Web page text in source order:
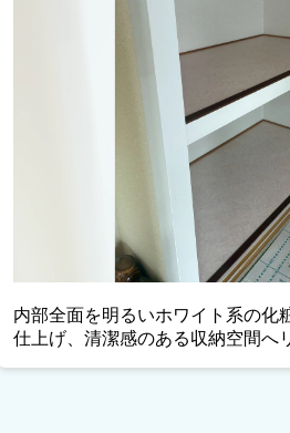
内部全面を明るいホワイト系の化
仕上げ、清潔感のある収納空間へ